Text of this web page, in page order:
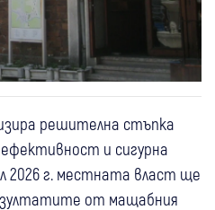
решителна стъпка
и сигурна
2026 г. местната власт ще
от мащабния